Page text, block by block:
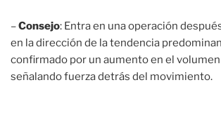
–Consejo: Entra en una operación
en la dirección de la tendencia
confirmado por un aumento en el
señalando fuerza detrás del movimiento.